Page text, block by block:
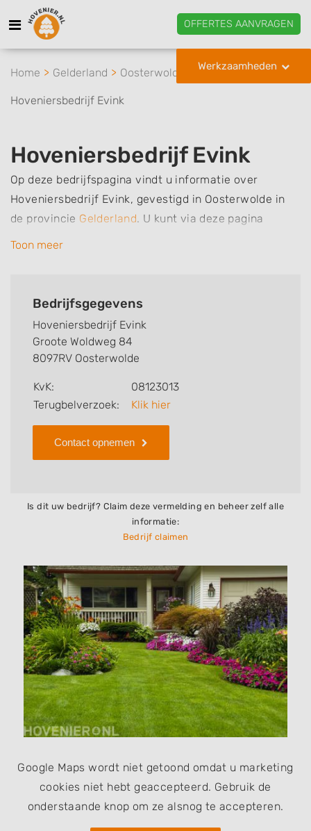
OFFERTES AANVRAGEN
Werkzaamheden
Home Gelderland Oosterwolde
Hoveniersbedrijf Evink
Hoveniersbedrijf Evink
Op deze bedrijfspagina vindt u informatie over
Hoveniersbedrijf Evink, gevestigd in Oosterwolde in
de provincie Gelderland. U kunt via deze pagina
eenvoudig contact met het bedrijf opnemen door te
kunt u snel zien welke zaken Hoveniersbedrijf Evink
of review achterlaten als u al ervaring heeft met dit
bedrijf.
Zoekt u een ander bedrijf? Bekijk dan andere
hoveniers en bedrijven inOosterwolde
Toon meer
Bedrijfsgegevens
Hoveniersbedrijf Evink
Groote Woldweg 84
8097RV Oosterwolde
KvK:
08123013
Terugbelverzoek:
Klik hier
Contact opnemen
Is dit uw bedrijf? Claim deze vermelding en beheer zelf alle
informatie:
Bedrijf claimen
Google Maps wordt niet getoond omdat u marketing
cookies niet hebt geaccepteerd. Gebruik de
onderstaande knop om ze alsnog te accepteren.